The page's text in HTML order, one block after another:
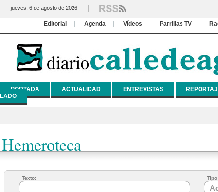
jueves, 6 de agosto de 2026
Editorial Agenda Vídeos Parrillas TV
PORTADA ACTUALIDAD ENTREVISTAS
LADO
Hemeroteca
Texto: Tipo